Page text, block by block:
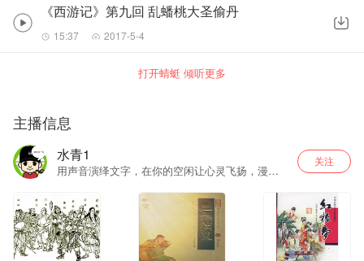
《西游记》第九回 乱蟠桃大圣偷丹
15:37 2017-5-4
打开蜻蜓 倾听更多
主播信息
水青1
用声音演绎文字，在你的空闲让心灵飞扬，漫游
你不一样的体验！微o信o公0众0号：
shuiqingdumingzhu 注：(水青读名著 全拼）
关注